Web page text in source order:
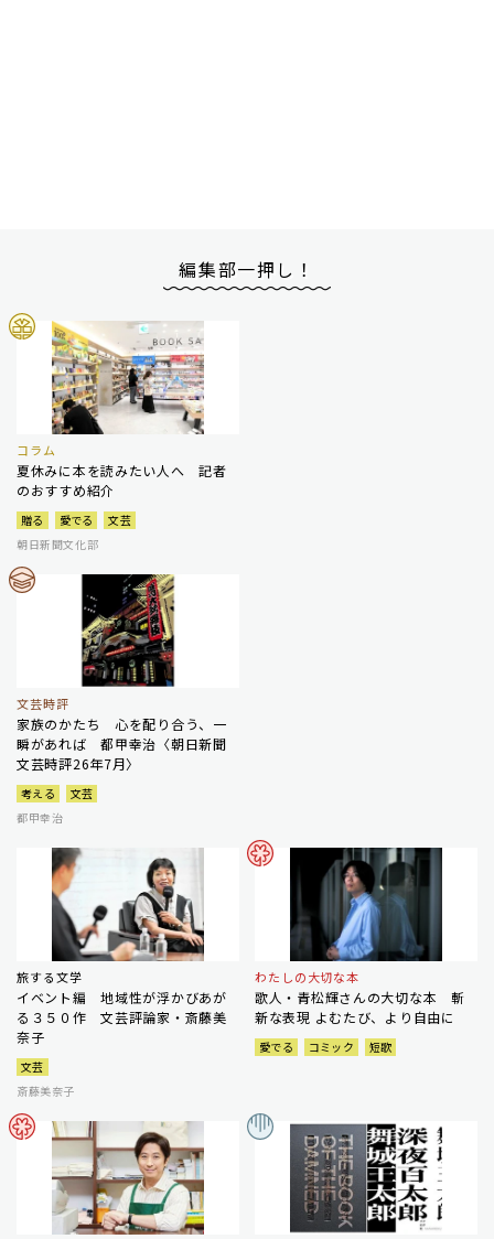
編集部一押し！
コラム
夏休みに本を読みたい人へ 記者
のおすすめ紹介
贈る 愛でる
文芸
朝日新聞文化部
文芸時評
家族のかたち 心を配り合う、一
瞬があれば 都甲幸治〈朝日新聞
文芸時評26年7月〉
考える
文芸
都甲幸治
旅する文学
イベント編 地域性が浮かびあが
る３５０作 文芸評論家・斎藤美
奈子
文芸
斎藤美奈子
わたしの大切な本
歌人・青松輝さんの大切な本 斬
新な表現 よむたび、より自由に
愛でる コミック 短歌